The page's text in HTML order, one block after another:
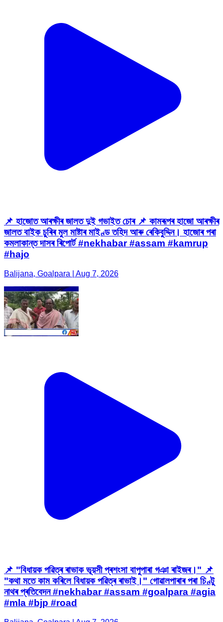
📌 হাজোত আৰক্ষীৰ জালত দুই গভাইত চোৰ 📌 কামৰূপৰ হাজো আৰক্ষীৰ
জালত বাইক চুৰিৰ মুল মাষ্টাৰ মাইণ্ড তহিদ আৰু ৰেকিবুদ্দিন। হাজোৰ পৰা
কমলাকান্ত দাসৰ ৰিপোৰ্ট #nekhabar #assam #kamrup
#hajo
Balijana, Goalpara | Aug 7, 2026
📌 "বিধায়ক পৱিত্ৰ ৰাভাক ভূয়সী প্ৰশংসা বাপুপাৰা গঞা ৰাইজৰ।" 📌
"কথা মতে কাম কৰিলে বিধায়ক পৱিত্ৰ ৰাভাই।" গোৱালপাৰাৰ পৰা চিণ্টু
নাথৰ প্ৰতিবেদন #nekhabar #assam #goalpara #agia
#mla #bjp #road